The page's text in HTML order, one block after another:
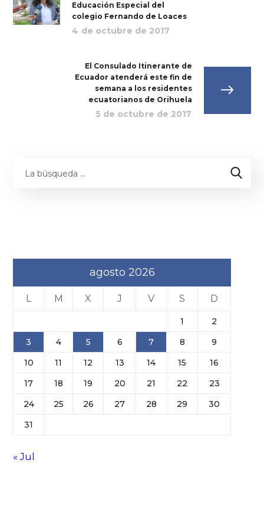
Educación Especial del
colegio Fernando de Loaces
4 de octubre de 2017
El Consulado Itinerante de
Ecuador atenderá este fin de
semana a los residentes
ecuatorianos de Orihuela
5 de octubre de 2017
agosto 2026
L M X J V S D
1
2
3
4 5 6 7 8
9
10
11 12 13 14 15
16
17
18 19 20 21 22
23
24
25 26 27 28 29
30
31
« Jul